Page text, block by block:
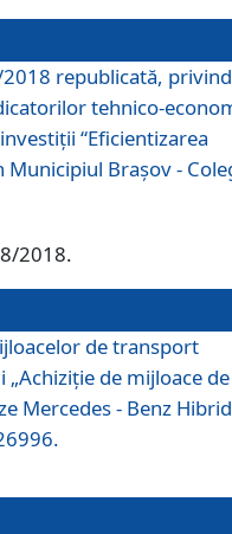
republicată, privind
tehnico-
“Eficientizarea
Brașov -
2018.
de transport
de mijloace de
Mercedes - Benz Hibrid